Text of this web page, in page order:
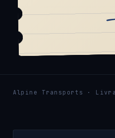
Alpine Transports ·